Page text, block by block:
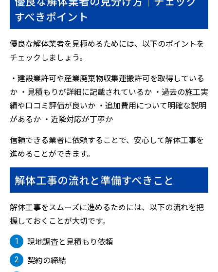
すべきポイント
優良な解体業者を見極めるためには、以下のポイントを
チェックしましょう。
・建設業許可や産業廃棄物収集運搬許可を取得している
か ・見積もりが詳細に記載されているか ・過去の施工実
績や口コミ評価が良いか ・追加費用について明確な説明
があるか ・近隣対応が丁寧か
信頼できる業者に依頼することで、安心して解体工事を
進めることができます。
解体工事の流れと準備すべきこと
解体工事をスムーズに進めるためには、以下の流れを把
握しておくことが大切です。
現地調査と見積もり依頼
契約の締結